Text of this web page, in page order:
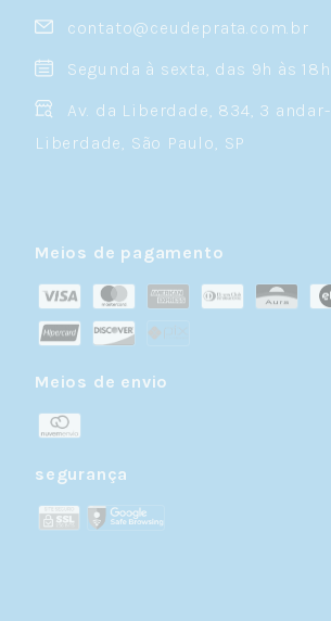
contato@ceudeprata.com.br
Segunda à sexta, das 9h às 18h
Av. da Liberdade, 834, 3 andar-
Liberdade, São Paulo, SP
Meios de pagamento
Meios de envio
segurança